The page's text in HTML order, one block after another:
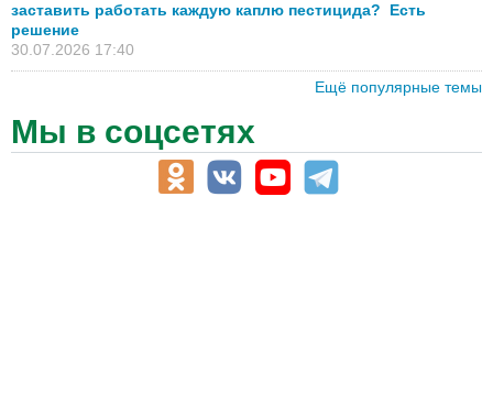
заставить работать каждую каплю пестицида? Есть
решение
30.07.2026 17:40
Ещё популярные темы
Мы в соцсетях